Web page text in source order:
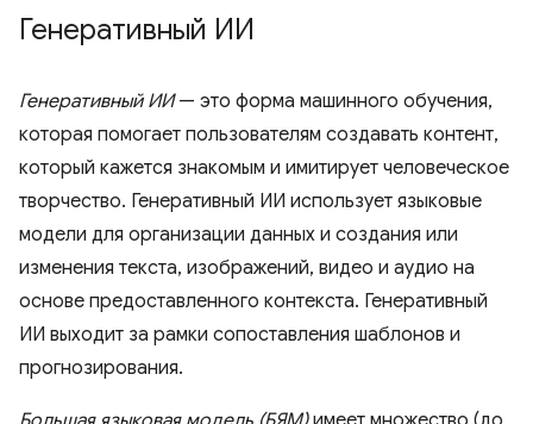
Генеративный ИИ
Генеративный ИИ— это форма машинного обучения,
которая помогает пользователям создавать контент,
который кажется знакомым и имитирует человеческое
творчество. Генеративный ИИ использует языковые
модели для организации данных и создания или
изменения текста, изображений, видео и аудио на
основе предоставленного контекста. Генеративный
ИИ выходит за рамки сопоставления шаблонов и
прогнозирования.